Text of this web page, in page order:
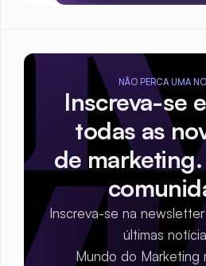
NÃO PERCA UMA
Inscreva-se
todas as
de
Inscreva-se na
últimas
Mundo do Marketing